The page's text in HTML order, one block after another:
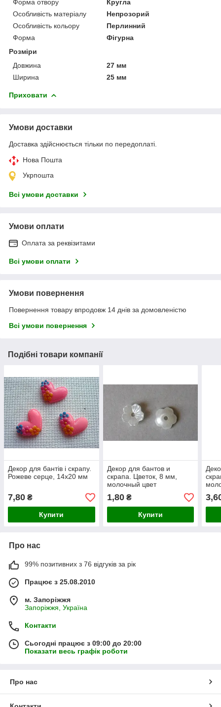
Форма отвору
Кругла
Особливість матеріалу
Непрозорий
Особливість кольору
Перлинний
Форма
Фігурна
Розміри
Довжина
27 мм
Ширина
25 мм
Приховати
Умови доставки
Доставка здійснюється тільки по передоплаті.
Нова Пошта
Укрпошта
Всі умови доставки
Умови оплати
Оплата за реквізитами
Всі умови оплати
Умови повернення
Повернення товару впродовж 14 днів за домовленістю
Всі умови повернення
Подібні товари компанії
Декор для бантів і скрапу.
Рожеве серце, 14х20 мм
7,80 ₴
Купити
Декор для бантов и
скрапа. Цветок, 8 мм,
молочный цвет
1,80₴
Купити
Про нас
99% позитивних з 76 відгуків за рік
Працює з 25.08.2010
м. Запоріжжя
Запоріжжя, Україна
Контакти
Сьогодні працює з 09:00 до 20:00
Показати весь графік роботи
Про нас